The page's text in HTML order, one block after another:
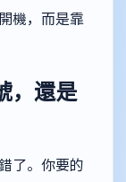
機，而是靠
，還是
了。你要的